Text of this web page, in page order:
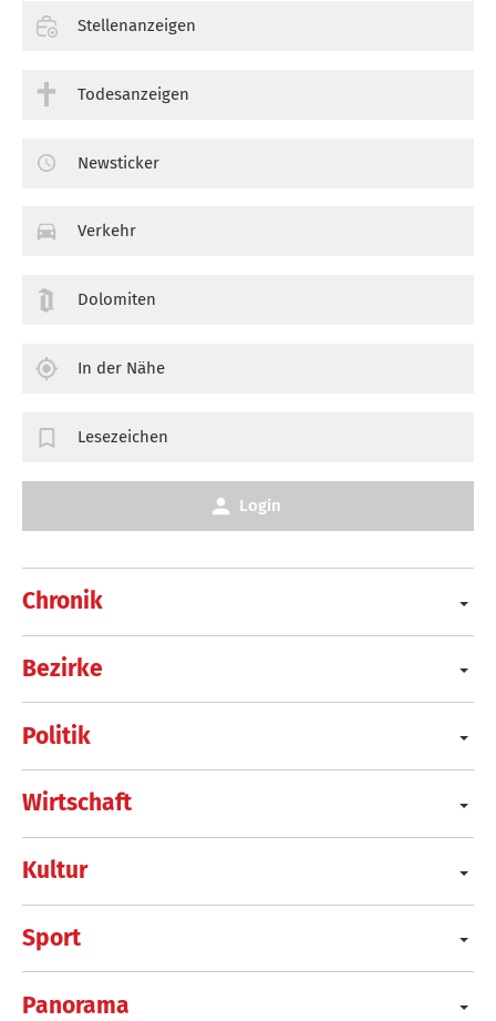
Chronik
Bezirke
Politik
Wirtschaft
Kultur
Sport
Panorama
Stellenanzeigen
Todesanzeigen
Newsticker
Verkehr
Dolomiten
In der Nähe
Lesezeichen
Login